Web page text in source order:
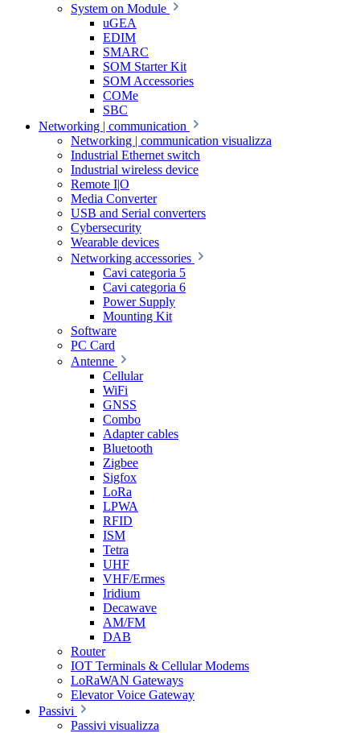
System on Module
uGEA
EDIM
SMARC
SOM Starter Kit
SOM Accessories
COMe
SBC
Networking | communication
Networking | communication visualizza
Industrial Ethernet switch
Industrial wireless device
Remote I|O
Media Converter
USB and Serial converters
Cybersecurity
Wearable devices
Networking accessories
Cavi categoria 5
Cavi categoria 6
Power Supply
Mounting Kit
Software
PC Card
Antenne
Cellular
WiFi
GNSS
Combo
Adapter cables
Bluetooth
Zigbee
Sigfox
LoRa
LPWA
RFID
ISM
Tetra
UHF
VHF/Ermes
Iridium
Decawave
AM/FM
DAB
Router
IOT Terminals & Cellular Modems
LoRaWAN Gateways
Elevator Voice Gateway
Passivi
Passivi visualizza